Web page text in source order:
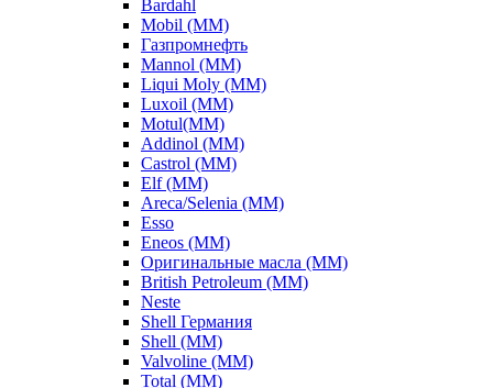
Bardahl
Mobil (ММ)
Газпромнефть
Mannol (ММ)
Liqui Moly (ММ)
Luxoil (ММ)
Motul(ММ)
Addinol (ММ)
Castrol (ММ)
Elf (ММ)
Areca/Selenia (ММ)
Esso
Eneos (ММ)
Оригинальные масла (ММ)
British Petroleum (ММ)
Neste
Shell Германия
Shell (ММ)
Valvoline (ММ)
Total (ММ)